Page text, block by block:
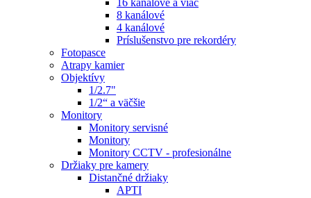
8 kanálové
4 kanálové
Príslušenstvo pre rekordéry
Fotopasce
Atrapy kamier
Objektívy
1/2.7"
1/2“ a väčšie
Monitory
Monitory servisné
Monitory
Monitory CCTV - profesionálne
Držiaky pre kamery
Distančné držiaky
APTI